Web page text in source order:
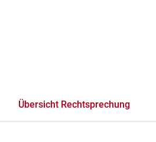
Übersicht Rechtsprechung